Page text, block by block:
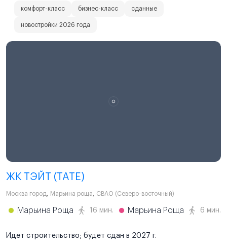
комфорт-класс бизнес-класс сданные
новостройки 2026 года
ЖК ТЭЙТ (TATE)
Москва город, Марьина роща, СВАО (Северо-восточный)
Марьина Роща 16 мин. Марьина Роща 6 мин.
Идет строительство; будет сдан в 2027 г.